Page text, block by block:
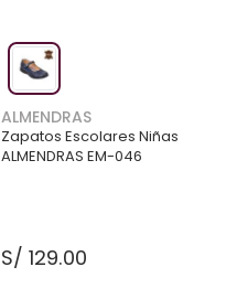
ALMENDRAS
Zapatos Escolares Niñas
ALMENDRAS EM-046
S/ 129.00